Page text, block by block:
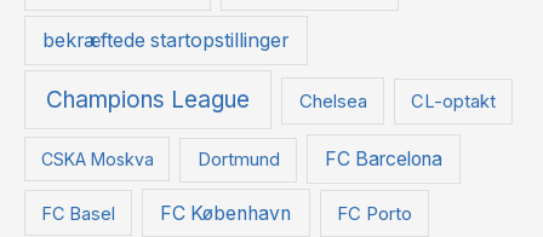
bekræftede startopstillinger
Champions League Chelsea CL-optakt
CSKA Moskva Dortmund FC Barcelona
FC Basel FC København FC Porto